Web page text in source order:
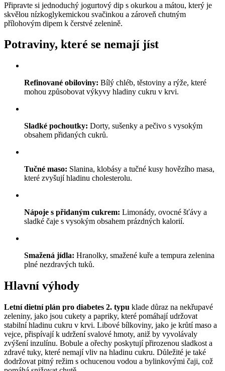
Připravte si jednoduchý jogurtový dip s okurkou a mátou, který je
skvělou nízkoglykemickou svačinkou a zároveň chutným
přílohovým dipem k čerstvé zelenině.
Potraviny, které se nemají jíst
Refinované obiloviny: Bílý chléb, těstoviny a rýže, které
mohou způsobovat výkyvy hladiny cukru v krvi.
Sladké pochoutky: Dorty, sušenky a pečivo s vysokým
obsahem přidaných cukrů.
Tučné maso: Slanina, klobásy a tučné kusy hovězího masa,
které zvyšují hladinu cholesterolu.
Nápoje s přidaným cukrem: Limonády, ovocné šťávy a
sladké čaje s vysokým obsahem prázdných kalorií.
Smažená jídla: Hranolky, smažené kuře a tempura zelenina
plné nezdravých tuků.
Hlavní výhody
Letní dietní plán pro diabetes 2. typu klade důraz na nekřupavé
zeleniny, jako jsou cukety a papriky, které pomáhají udržovat
stabilní hladinu cukru v krvi. Libové bílkoviny, jako je krůtí maso a
vejce, přispívají k udržení svalové hmoty, aniž by vyvolávaly
zvýšení inzulínu. Bobule a ořechy poskytují přirozenou sladkost a
zdravé tuky, které nemají vliv na hladinu cukru. Důležité je také
dodržovat pitný režim s ochucenou vodou a bylinkovými čaji, což